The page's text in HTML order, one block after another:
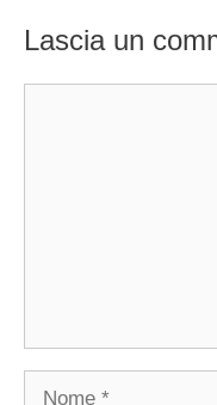
Lascia un
Nome